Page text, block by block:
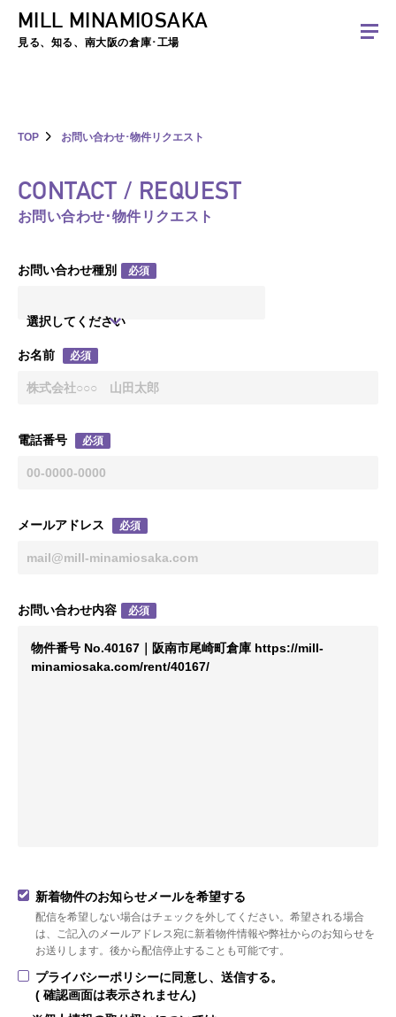
夏季休暇のお知らせ：2026年8月8日(土)～8月16日(日)まで休業とさせていた
MILL MINAMIOSAKA
見る、知る、南大阪の倉庫･工場
TOP お問い合わせ･物件リクエスト
CONTACT / REQUEST
お問い合わせ･物件リクエスト
お問い合わせ種別 必須
選択してください
お名前 必須
電話番号 必須
メールアドレス 必須
お問い合わせ内容 必須
新着物件のお知らせメールを希望する
配信を希望しない場合はチェックを外してください。希望される場合
は、ご記入のメールアドレス宛に新着物件情報や弊社からのお知らせを
お送りします。後から配信停止することも可能です。
プライバシーポリシーに同意し、送信する。
( 確認画面は表示されません)